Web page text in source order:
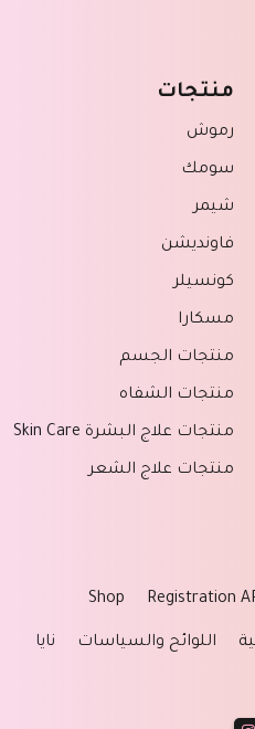
منتجات
رموش
سومك
شيمر
فاونديشن
كونسيلر
مسكارا
منتجات الجسم
منتجات الشفاه
منتجات علاج البشرة Skin Care
منتجات علاج الشعر
Registration
Shop
اللوائح والسياسات نايا